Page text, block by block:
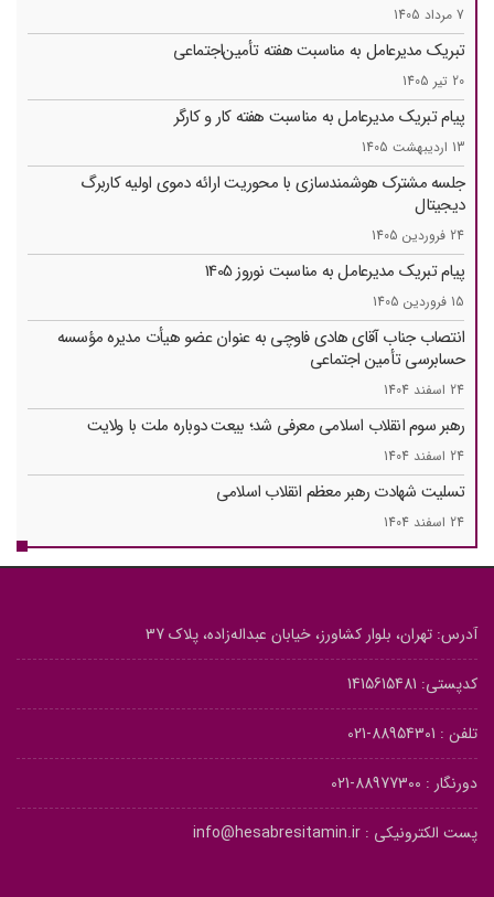
7 مرداد 1405
تبریک مدیرعامل به مناسبت هفته تأمین‌اجتماعی
20 تیر 1405
پیام تبریک مدیرعامل به مناسبت هفته کار و کارگر
13 اردیبهشت 1405
جلسه مشترک هوشمندسازی با محوریت ارائه دموی اولیه کاربرگ
دیجیتال
24 فروردین 1405
پیام تبریک مدیرعامل به مناسبت نوروز 1405
15 فروردین 1405
انتصاب جناب آقای هادی فاوچی به عنوان عضو هیأت مدیره مؤسسه
حسابرسی تأمین ‌اجتماعی
24 اسفند 1404
رهبر سوم انقلاب اسلامی معرفی شد؛ بیعت دوباره ملت با ولایت
24 اسفند 1404
تسلیت شهادت رهبر معظم انقلاب اسلامی
24 اسفند 1404
آدرس: تهران، بلوار کشاورز، خیابان عبداله‌زاده، پلاک 37
کدپستی: 1415615481
تلفن : 88954301-021
دورنگار : 88977300-021
پست الکترونیکی : info@hesabresitamin.ir